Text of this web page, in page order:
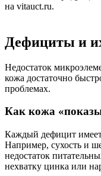
на vitauct.ru.
Дефициты и
Недостаток
кожа достаточно
проблемах.
Как кожа
Каждый дефицит
Например, сухость и
недостаток
нехватку цинка или